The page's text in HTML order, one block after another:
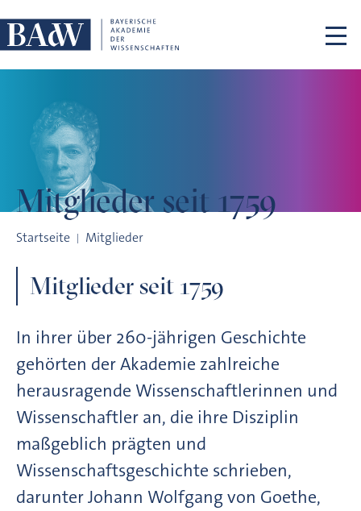
Mitglieder seit 1759
Startseite Mitglieder
Mitglieder seit 1759
In ihrer über 260-jährigen Geschichte
gehörten der Akademie zahlreiche
herausragende Wissenschaftlerinnen und
Wissenschaftler an, die ihre Disziplin
maßgeblich prägten und
Wissenschaftsgeschichte schrieben,
darunter Johann Wolfgang von Goethe,